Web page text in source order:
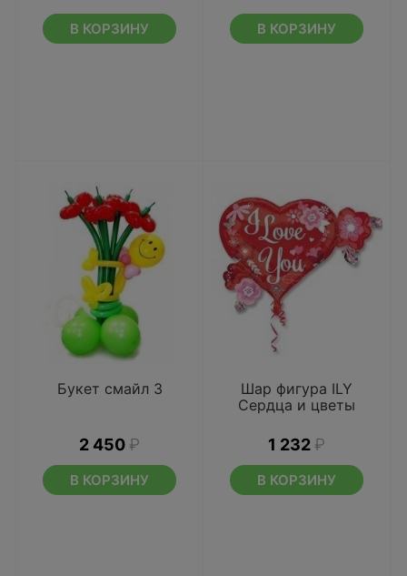
В КОРЗИНУ В КОРЗИНУ
Букет смайл 3
2 450 ₽
В КОРЗИНУ
Шар фигура ILY
Сердца и цветы
1 232 ₽
В КОРЗИНУ